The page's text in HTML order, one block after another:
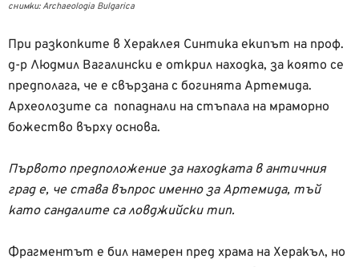
снимки: Archaeologia Bulgarica
При разкопките в Хераклея Синтика екипът на проф.
д-р Людмил Вагалински е открил находка, за която се
предполага, че е свързана с богинята Артемида.
Археолозите са попаднали на стъпала на мраморно
божество върху основа.
Първото предположение за находката в античния
град е, че става въпрос именно за Артемида, тъй
като сандалите са ловджийски тип.
Фрагментът е бил намерен пред храма на Херакъл, но